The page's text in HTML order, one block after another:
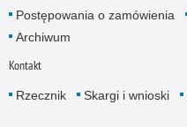
Postępowania o zamówienia
Archiwum
Kontakt
Rzecznik Skargi i wnioski